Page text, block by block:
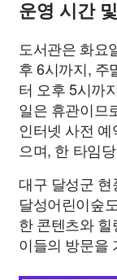
운영 시간
도서관은 화요
후 6시까지, 주
터 오후 5시까
일은 휴관이므
인터넷 사전
으며, 한 타임
대구 달성군
달성어린이숲
한 콘텐츠와
이들의 방문을